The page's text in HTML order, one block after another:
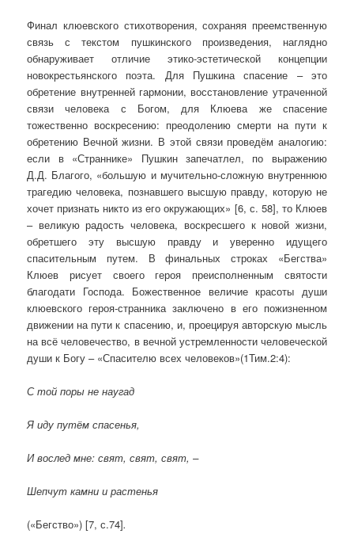
Финал клюевского стихотворения, сохраняя преемственную
связь с текстом пушкинского произведения, наглядно
обнаруживает отличие этико-эстетической концепции
новокрестьянского поэта. Для Пушкина спасение – это
обретение внутренней гармонии, восстановление утраченной
связи человека с Богом, для Клюева же спасение
тожественно воскресению: преодолению смерти на пути к
обретению Вечной жизни. В этой связи проведём аналогию:
если в «Страннике» Пушкин запечатлел, по выражению
Д.Д. Благого, «большую и мучительно-сложную внутреннюю
трагедию человека, познавшего высшую правду, которую не
хочет признать никто из его окружающих» [6, с. 58], то Клюев
– великую радость человека, воскресшего к новой жизни,
обретшего эту высшую правду и уверенно идущего
спасительным путем. В финальных строках «Бегства»
Клюев рисует своего героя преисполненным святости
благодати Господа. Божественное величие красоты души
клюевского героя-странника заключено в его пожизненном
движении на пути к спасению, и, проецируя авторскую мысль
на всё человечество, в вечной устремленности человеческой
души к Богу – «Спасителю всех человеков»(1Тим.2:4):
С той поры не наугад
Я иду путём спасенья,
И вослед мне: свят, свят, свят, –
Шепчут камни и растенья
(«Бегство») [7, с.74].